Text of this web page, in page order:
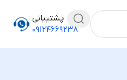
پشتیبانی
۰۹۱۲۴۶۶۹۲۳۸